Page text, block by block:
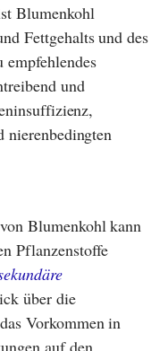
Blumenkohl
Fettgehalts und des
und
Blumenkohl kann
Pflanzenstoffe
über die
Vorkommen in